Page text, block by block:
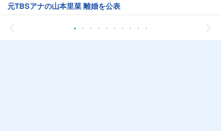
元TBSアナの山本里菜 離婚を公表